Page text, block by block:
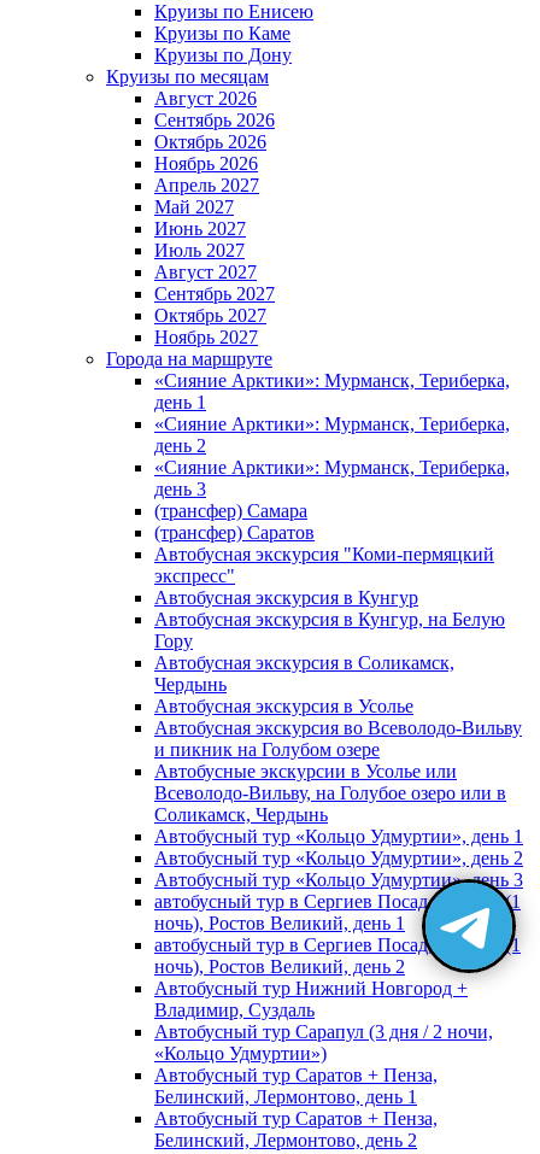
Круизы по Енисею
Круизы по Каме
Круизы по Дону
Круизы по месяцам
Август 2026
Сентябрь 2026
Октябрь 2026
Ноябрь 2026
Апрель 2027
Май 2027
Июнь 2027
Июль 2027
Август 2027
Сентябрь 2027
Октябрь 2027
Ноябрь 2027
Города на маршруте
«Сияние Арктики»: Мурманск, Териберка,
день 1
«Сияние Арктики»: Мурманск, Териберка,
день 2
«Сияние Арктики»: Мурманск, Териберка,
день 3
(трансфер) Самара
(трансфер) Саратов
Автобусная экскурсия "Коми-пермяцкий
экспресс"
Автобусная экскурсия в Кунгур
Автобусная экскурсия в Кунгур, на Белую
Гору
Автобусная экскурсия в Соликамск,
Чердынь
Автобусная экскурсия в Усолье
Автобусная экскурсия во Всеволодо-Вильву
и пикник на Голубом озере
Автобусные экскурсии в Усолье или
Всеволодо-Вильву, на Голубое озеро или в
Соликамск, Чердынь
Автобусный тур «Кольцо Удмуртии», день 1
Автобусный тур «Кольцо Удмуртии», день 2
Автобусный тур «Кольцо Удмуртии», день 3
автобусный тур в Сергиев Посад, Москву (1
ночь), Ростов Великий, день 1
автобусный тур в Сергиев Посад, Москву (1
ночь), Ростов Великий, день 2
Автобусный тур Нижний Новгород +
Владимир, Суздаль
Автобусный тур Сарапул (3 дня / 2 ночи,
«Кольцо Удмуртии»)
Автобусный тур Саратов + Пенза,
Белинский, Лермонтово, день 1
Автобусный тур Саратов + Пенза,
Белинский, Лермонтово, день 2